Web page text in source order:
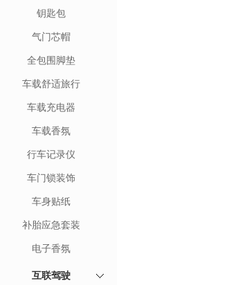
钥匙包
气门芯帽
全包围脚垫
车载舒适旅行
车载充电器
车载香氛
行车记录仪
车门锁装饰
车身贴纸
补胎应急套装
电子香氛
互联驾驶